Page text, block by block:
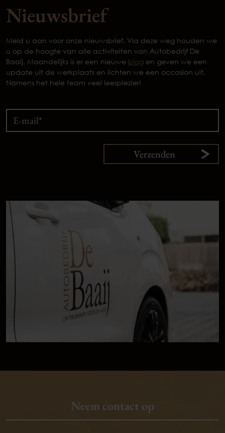
Nieuwsbrief
Meld u aan voor onze nieuwsbrief. Via deze weg houden we
u op de hoogte van alle activiteiten van Autobedrijf De
Baaij. Maandelijks is er een nieuwe blog en geven we een
update uit de werkplaats en lichten we een occasion uit.
Namens het hele team veel leesplezier!
Verzenden
Neem contact op